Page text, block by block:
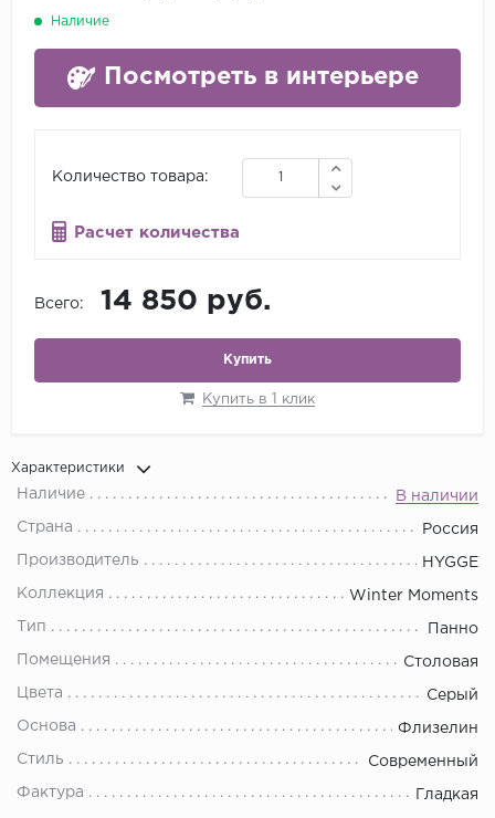
Наличие
Посмотреть в интерьере
Количество товара:
Расчет количества
Всего: 14 850 руб.
Купить
Купить в 1 клик
Характеристики
Наличие В наличии
Страна Россия
Производитель HYGGE
Коллекция Winter Moments
Тип Панно
Помещения Столовая
Цвета Серый
Основа Флизелин
Стиль Современный
Фактура Гладкая